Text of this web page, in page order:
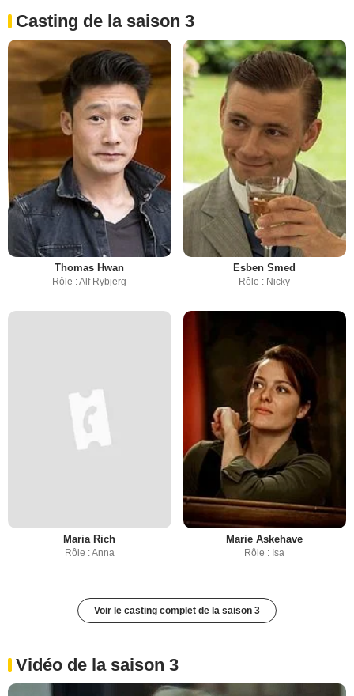
Casting de la saison 3
Thomas Hwan
Rôle : Alf Rybjerg
Esben Smed
Rôle : Nicky
Maria Rich
Rôle : Anna
Marie Askehave
Rôle : Isa
Voir le casting complet de la saison 3
Vidéo de la saison 3